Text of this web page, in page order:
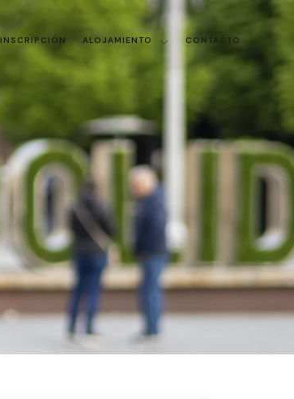
INSCRIPCIÓN ALOJAMIENTO CONTACTO